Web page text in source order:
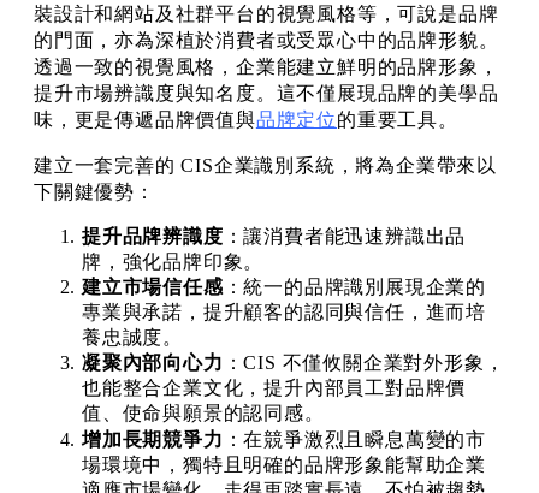
裝設計和網站及社群平台的視覺風格等，可說是品牌
的門面，亦為深植於消費者或受眾心中的品牌形貌。
透過一致的視覺風格，企業能建立鮮明的品牌形象，
提升市場辨識度與知名度。這不僅展現品牌的美學品
味，更是傳遞品牌價值與品牌定位的重要工具。
建立一套完善的 CIS企業識別系統，將為企業帶來以
下關鍵優勢：
提升品牌辨識度 ：讓消費者能迅速辨識出品
牌，強化品牌印象。
建立市場信任感：統一的品牌識別展現企業的
專業與承諾，提升顧客的認同與信任，進而培
養忠誠度。
凝聚內部向心力 ：CIS 不僅攸關企業對外形象，
也能整合企業文化，提升內部員工對品牌價
值、使命與願景的認同感。
增加長期競爭力 ：在競爭激烈且瞬息萬變的市
場環境中，獨特且明確的品牌形象能幫助企業